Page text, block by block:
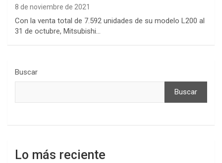
8 de noviembre de 2021
Con la venta total de 7.592 unidades de su modelo L200 al
31 de octubre, Mitsubishi…
Buscar
Buscar
Lo más reciente